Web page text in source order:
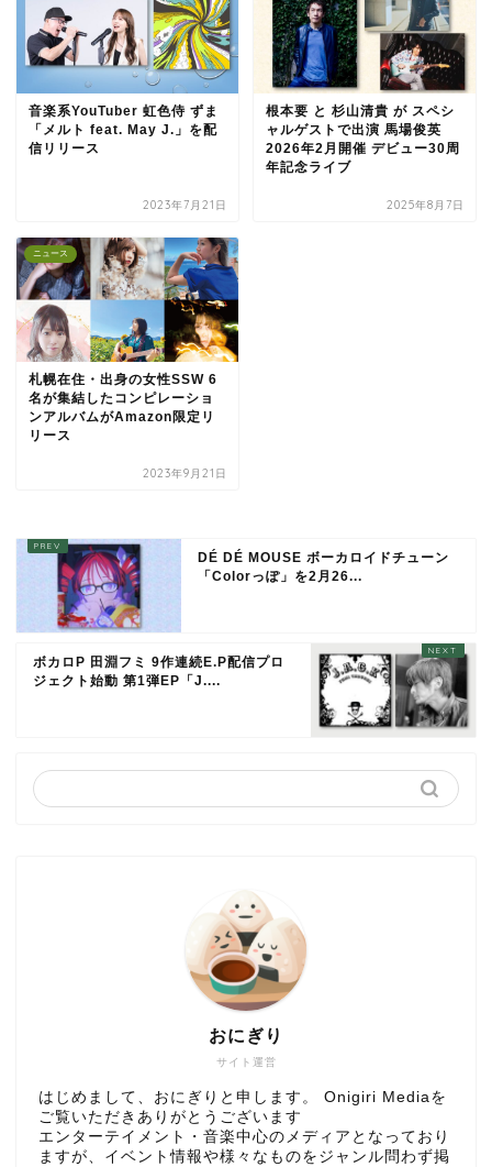
音楽系YouTuber 虹色侍 ずま
「メルト feat. May J.」を配
信リリース
2023年7月21日
根本要 と 杉山清貴 が スペシ
ャルゲストで出演 馬場俊英
2026年2月開催 デビュー30周
年記念ライブ
2025年8月7日
ニュース
札幌在住・出身の女性SSW 6
名が集結したコンピレーショ
ンアルバムがAmazon限定リ
リース
2023年9月21日
DÉ DÉ MOUSE ボーカロイドチューン
「Colorっぽ」を2月26...
ボカロP 田淵フミ 9作連続E.P配信プロ
ジェクト始動 第1弾EP「J....
サイト運営
おにぎり
はじめまして、おにぎりと申します。 Onigiri Mediaを
ご覧いただきありがとうございます
エンターテイメント・音楽中心のメディアとなっており
ますが、イベント情報や様々なものをジャンル問わず掲